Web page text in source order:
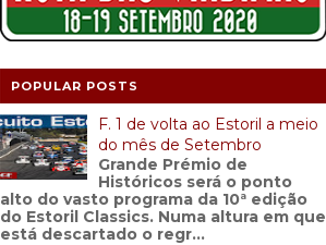
POPULAR POSTS
F. 1 de volta ao Estoril a meio
do mês de Setembro
Grande Prémio de
Históricos será o ponto
alto do vasto programa da 10ª edição
do Estoril Classics. Numa altura em que
está descartado o regr...